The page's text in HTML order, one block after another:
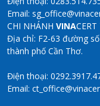
Email:
CHI NHÁNH VINACERT
Địa chỉ: F2-63 đường
thành phố Cần Thơ.
Điện thoại:
Email: